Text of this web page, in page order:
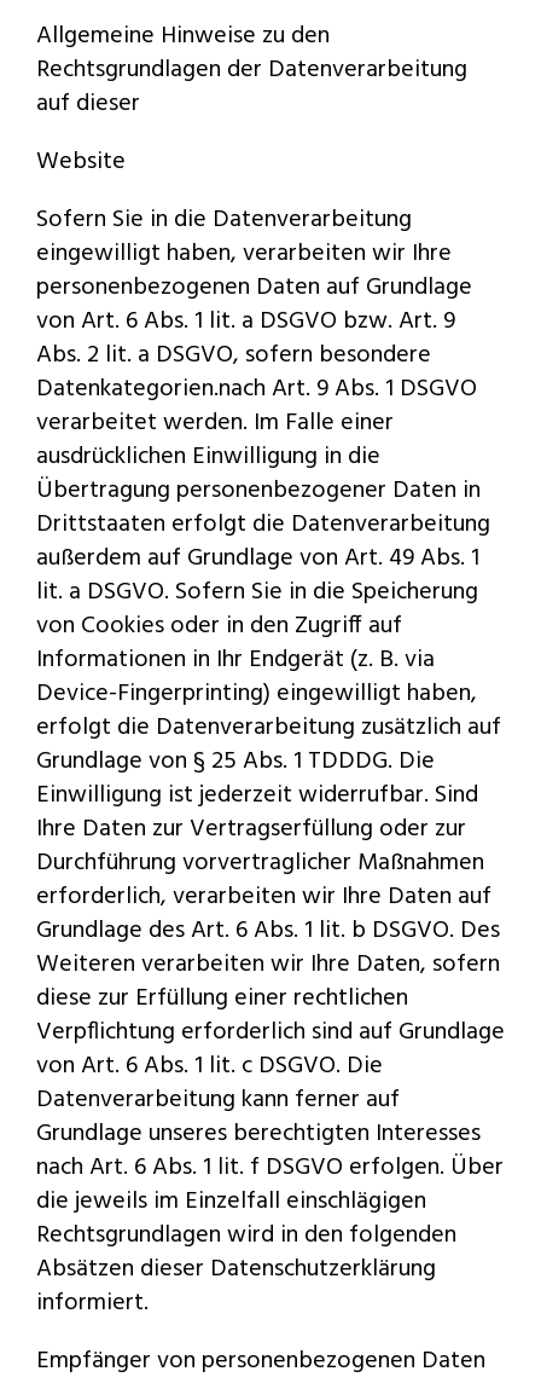
Allgemeine Hinweise zu den
Rechtsgrundlagen der Datenverarbeitung
auf dieser
Website
Sofern Sie in die Datenverarbeitung
eingewilligt haben, verarbeiten wir Ihre
personenbezogenen Daten auf Grundlage
von Art. 6 Abs. 1 lit. a DSGVO bzw. Art. 9
Abs. 2 lit. a DSGVO, sofern besondere
Datenkategorien.nach Art. 9 Abs. 1 DSGVO
verarbeitet werden. Im Falle einer
ausdrücklichen Einwilligung in die
Übertragung personenbezogener Daten in
Drittstaaten erfolgt die Datenverarbeitung
außerdem auf Grundlage von Art. 49 Abs. 1
lit. a DSGVO. Sofern Sie in die Speicherung
von Cookies oder in den Zugriff auf
Informationen in Ihr Endgerät (z. B. via
Device-Fingerprinting) eingewilligt haben,
erfolgt die Datenverarbeitung zusätzlich auf
Grundlage von § 25 Abs. 1 TDDDG. Die
Einwilligung ist jederzeit widerrufbar. Sind
Ihre Daten zur Vertragserfüllung oder zur
Durchführung vorvertraglicher Maßnahmen
erforderlich, verarbeiten wir Ihre Daten auf
Grundlage des Art. 6 Abs. 1 lit. b DSGVO. Des
Weiteren verarbeiten wir Ihre Daten, sofern
diese zur Erfüllung einer rechtlichen
Verpflichtung erforderlich sind auf Grundlage
von Art. 6 Abs. 1 lit. c DSGVO. Die
Datenverarbeitung kann ferner auf
Grundlage unseres berechtigten Interesses
nach Art. 6 Abs. 1 lit. f DSGVO erfolgen. Über
die jeweils im Einzelfall einschlägigen
Rechtsgrundlagen wird in den folgenden
Absätzen dieser Datenschutzerklärung
informiert.
Empfänger von personenbezogenen Daten